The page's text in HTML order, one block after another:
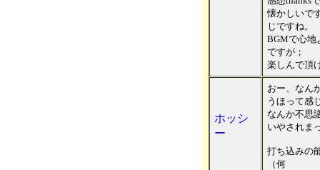
懐かしいで
じですね。
BGMで心地
ですが；
楽しんで頂
ホッシ
ー
おー、なん
うほって感
なんか不思
いやされま
打ち込みの
（何